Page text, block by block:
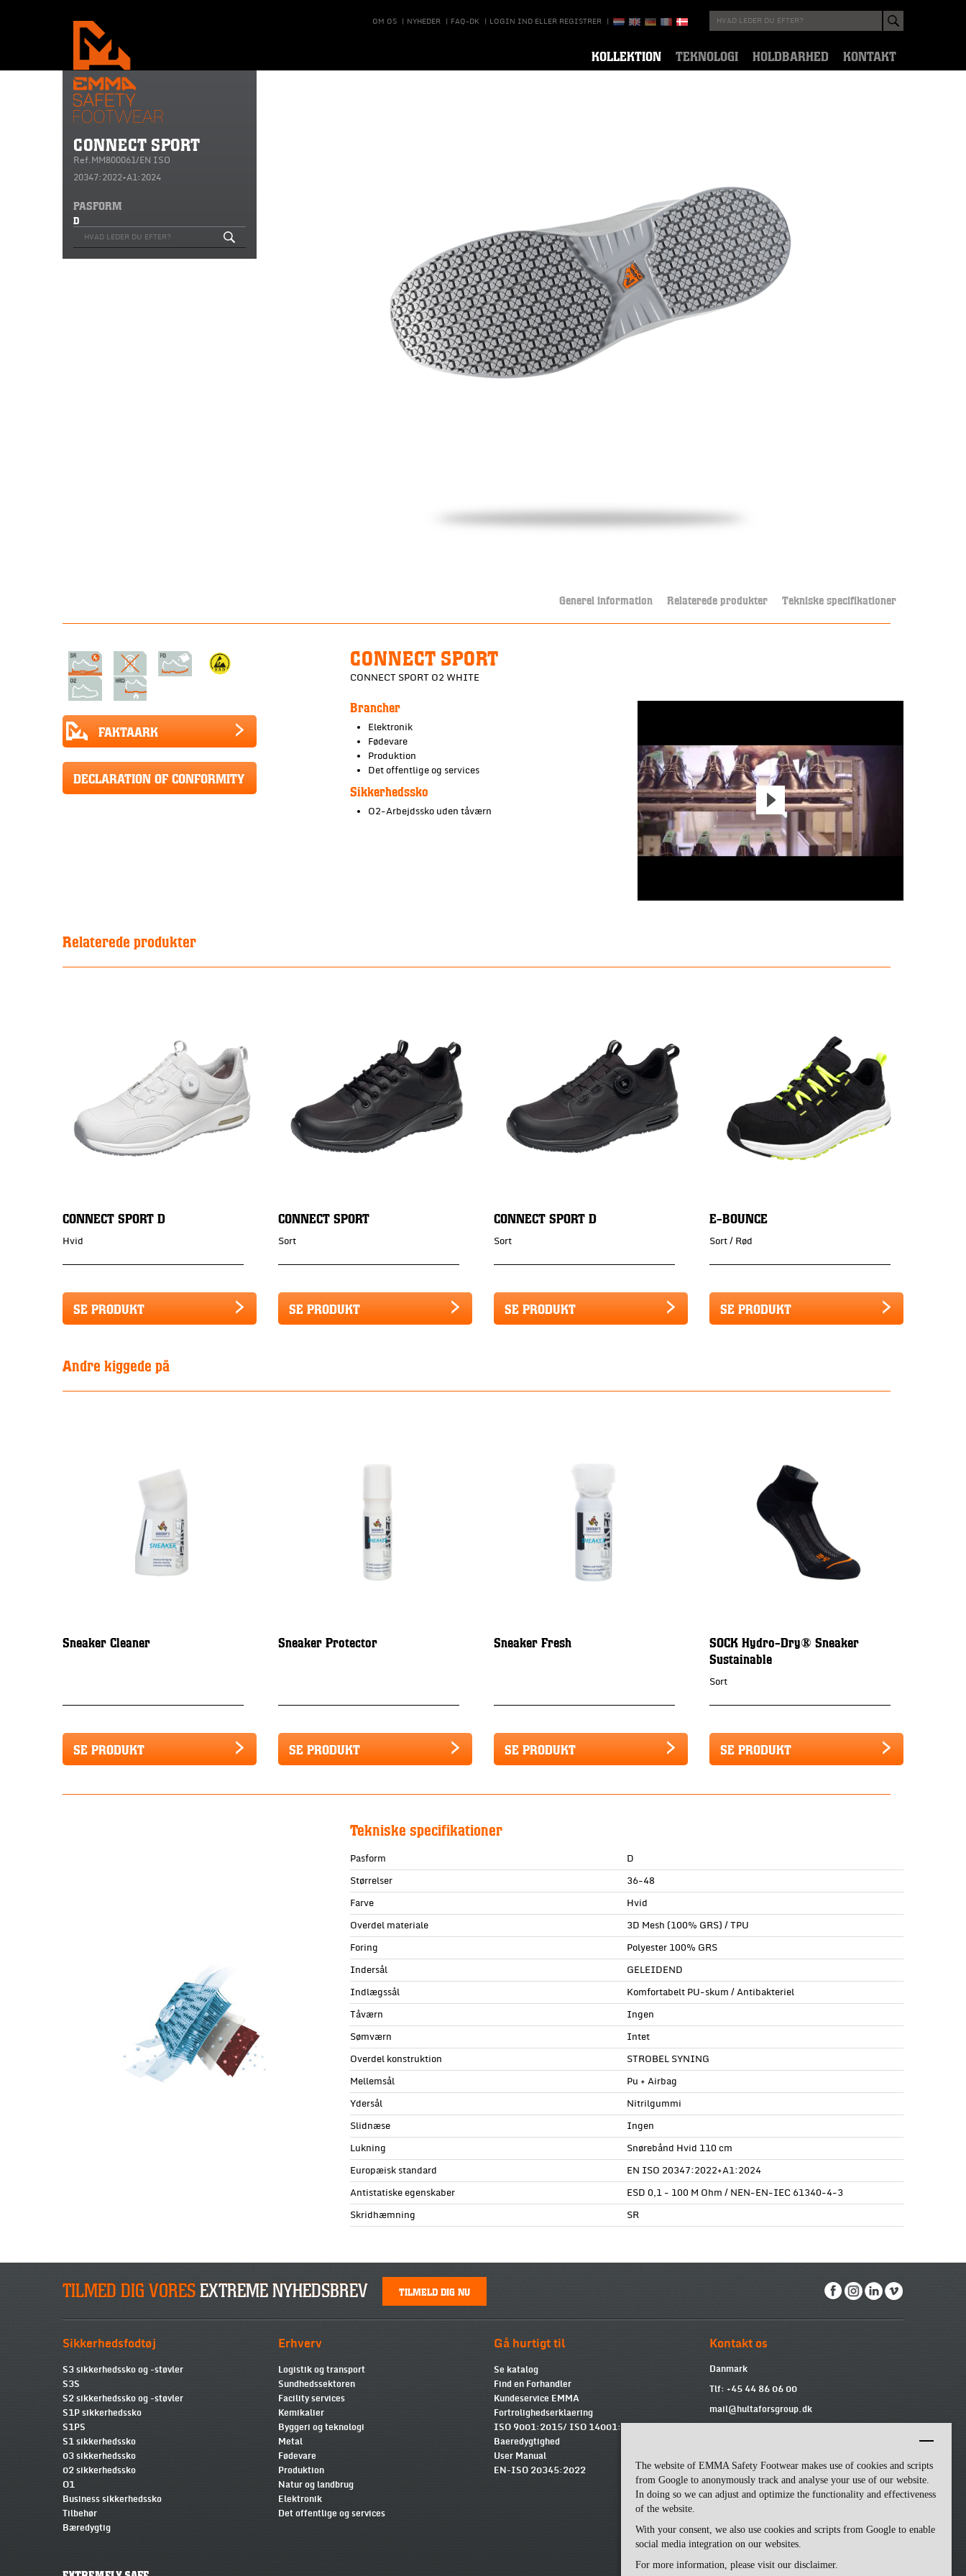
The website of EMMA Safety Footwear makes use of cookies and scripts
from Google to anonymously track and analyse your use of our website.
In doing so we can adjust and optimize the functionality and effectiveness
of the website.
With your consent, we also use cookies and scripts from Google to enable
social media integration on our websites.
For more information, please visit our disclaimer.
OM OS | NYHEDER | FAQ-DK | LOGIN IND ELLER REGISTRER |
KOLLEKTION TEKNOLOGI HOLDBARHED KONTAKT
CONNECT SPORT
Ref.MM800061/EN ISO
20347:2022+A1:2024
PASFORM
D
Generel information Relaterede produkter Tekniske specifikationer
FAKTAARK
DECLARATION OF CONFORMITY
CONNECT SPORT
CONNECT SPORT O2 WHITE
Brancher
Elektronik
Fødevare
Produktion
Det offentlige og services
Sikkerhedssko
O2-Arbejdssko uden tåværn
Relaterede produkter
CONNECT SPORT D
Hvid
SE PRODUKT
CONNECT SPORT
Sort
SE PRODUKT
CONNECT SPORT D
Sort
SE PRODUKT
E-BOUNCE
Sort / Rød
SE PRODUKT
Andre kiggede på
Sneaker Cleaner
SE PRODUKT
Sneaker Protector
SE PRODUKT
Sneaker Fresh
SE PRODUKT
SOCK Hydro-Dry® Sneaker
Sustainable
Sort
SE PRODUKT
Tekniske specifikationer
Pasform
D
Størrelser
36-48
Farve
Hvid
Overdel materiale
3D Mesh (100% GRS) / TPU
Foring
Polyester 100% GRS
Indersål
GELEIDEND
Indlægssål
Komfortabelt PU-skum / Antibakteriel
Tåværn
Ingen
Sømværn
Intet
Overdel konstruktion
STROBEL SYNING
Mellemsål
Pu + Airbag
Ydersål
Nitrilgummi
Slidnæse
Ingen
Lukning
Snørebånd Hvid 110 cm
Europæisk standard
EN ISO 20347:2022+A1:2024
Antistatiske egenskaber
ESD 0,1 - 100 M Ohm / NEN-EN-IEC 61340-4-3
Skridhæmning
SR
TILMED DIG VORESEXTREME NYHEDSBREV TILMELD DIG NU
Sikkerhedsfodtøj
S3 sikkerhedssko og -støvler
S3S
S2 sikkerhedssko og -støvler
S1P sikkerhedssko
S1PS
S1 sikkerhedssko
03 sikkerhedssko
02 sikkerhedssko
O1
Business sikkerhedssko
Tilbehør
Bæredygtig
Erhverv
Logistik og transport
Sundhedssektoren
Facility services
Kemikalier
Byggeri og teknologi
Metal
Fødevare
Produktion
Natur og landbrug
Elektronik
Det offentlige og services
Gå hurtigt til
Se katalog
Find en Forhandler
Kundeservice EMMA
Fortrolighedserklaering
ISO 9001:2015/ ISO 14001:2015
Baeredygtighed
User Manual
EN-ISO 20345:2022
Kontakt os
Danmark
Tlf: +45 44 86 06 00
mail@hultaforsgroup.dk